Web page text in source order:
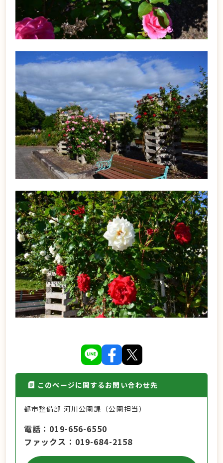
このページに関するお問い合わせ先
都市整備部 河川公園課（公園担当）
電話
019-656-6550
ファックス
019-684-2158